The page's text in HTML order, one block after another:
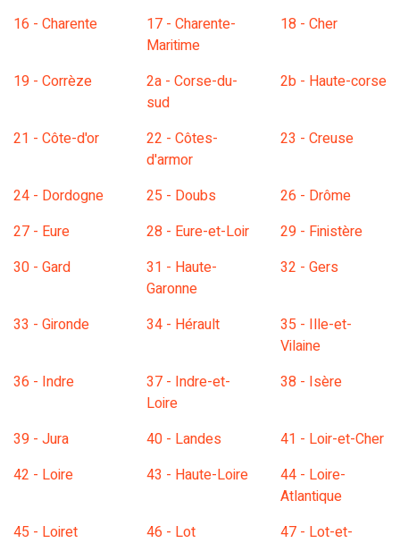
16 - Charente
17 - Charente-
Maritime
18 - Cher
19 - Corrèze
2a - Corse-du-
sud
2b - Haute-corse
21 - Côte-d'or
22 - Côtes-
d'armor
23 - Creuse
24 - Dordogne 25 - Doubs
26 - Drôme
27 - Eure
28 - Eure-et-Loir
29 - Finistère
30 - Gard
31 - Haute-
Garonne
32 - Gers
33 - Gironde 34 - Hérault
35 - Ille-et-
Vilaine
36 - Indre
37 - Indre-et-
Loire
38 - Isère
39 - Jura 40 - Landes
41 - Loir-et-Cher
42 - Loire
43 - Haute-Loire
44 - Loire-
Atlantique
45 - Loiret
46 - Lot
47 - Lot-et-